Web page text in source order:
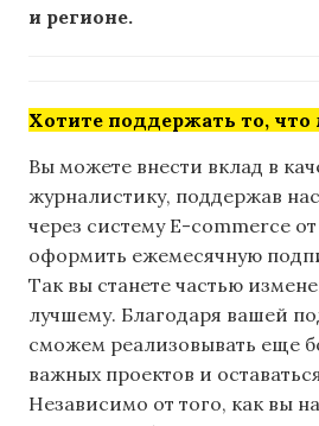
и регионе.
Хотите поддержать то,
Вы можете внести вклад в
журналистику, поддержав
через систему E-commerce
оформить ежемесячную
Так вы станете частью
лучшему. Благодаря вашей
сможем реализовывать еще
важных проектов и
Независимо от того, как вы